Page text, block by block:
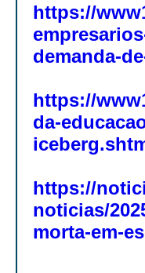
https://
demanda-
https://
da-
https://
noticias/
morta-em-